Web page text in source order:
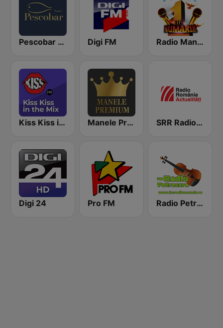
Pescobar Radio Digi FM Radio Manele
Kiss Kiss in the Mix Radio Manele Premium SRR Radio România Actualităţi
Digi 24 Pro FM Radio Petrecere Romania